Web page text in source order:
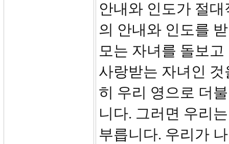
안내와 인도가 절
의 안내와 인도를
모는 자녀를 돌보
사랑받는 자녀인
히 우리 영으로 더
니다. 그러면 우리
부릅니다. 우리가